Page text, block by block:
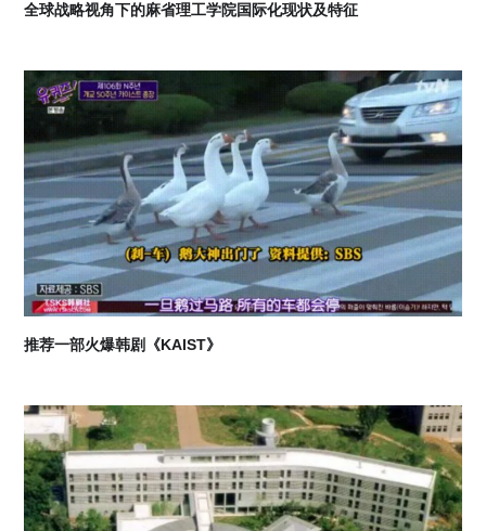
全球战略视角下的麻省理工学院国际化现状及特征
07
2026-08
推荐一部火爆韩剧《KAIST》
07
2026-08